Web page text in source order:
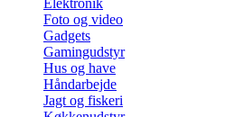
Foto og video
Gadgets
Gamingudstyr
Hus og have
Håndarbejde
Jagt og fiskeri